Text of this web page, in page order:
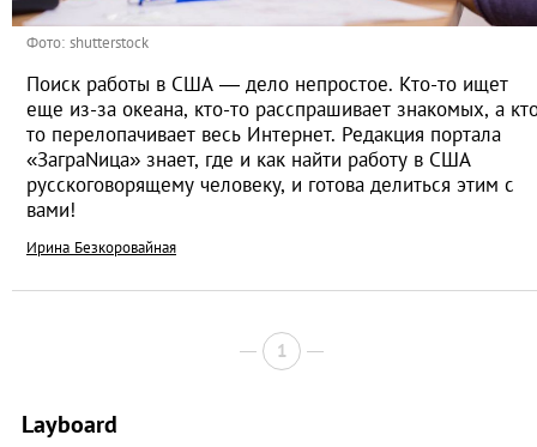
Фото: shutterstock
Поиск работы в США — дело непростое. Кто-то ищет
еще из-за океана, кто-то расспрашивает знакомых, а
то перелопачивает весь Интернет. Редакция портала
«ЗаграNица» знает, где и как найти работу в США
русскоговорящему человеку, и готова делиться этим с
вами!
Ирина Безкоровайная
1
Layboard